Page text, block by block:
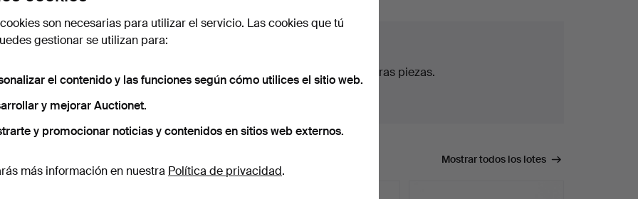
de un servicio de envío con tarifas planas para todas nuestras piezas.
archivo que coinciden con tu búsqueda. Mostrar todos los lotes
son necesarias para utilizar el servicio. Las cookies que tú
gestionar se utilizan para:
el contenido y las funciones según cómo utilices el sitio web.
y mejorar Auctionet.
y promocionar noticias y contenidos en sitios web externos.
más información en nuestra Política de privacidad.